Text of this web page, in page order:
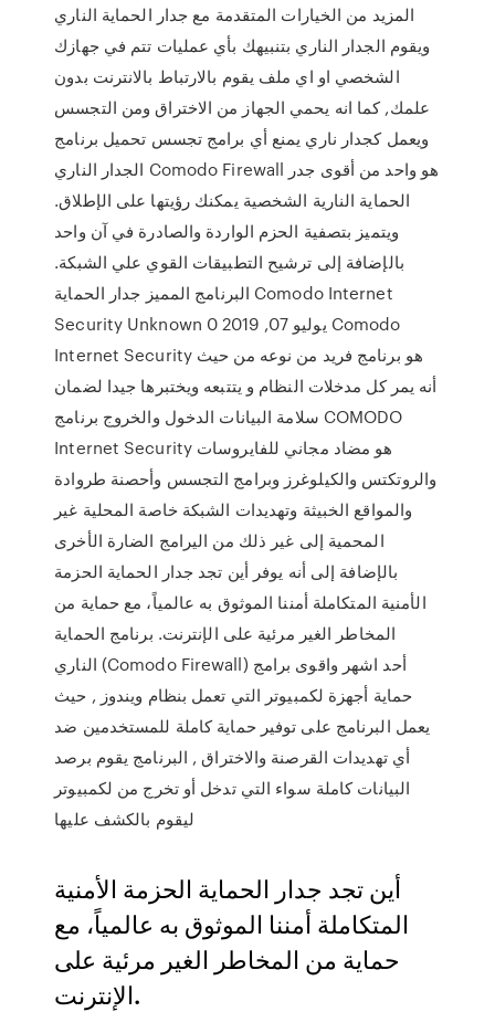
المزيد من الخيارات المتقدمة مع جدار الحماية الناري
ويقوم الجدار الناري بتنبيهك بأي عمليات تتم في جهازك
الشخصي او اي ملف يقوم بالارتباط بالانترنت بدون
علمك, كما انه يحمي الجهاز من الاختراق ومن التجسس
ويعمل كجدار ناري يمنع أي برامج تجسس تحميل برنامج
الجدار الناري Comodo Firewall هو واحد من أقوى جدر
الحماية النارية الشخصية يمكنك رؤيتها على الإطلاق.
ويتميز بتصفية الحزم الواردة والصادرة في آن واحد
بالإضافة إلى ترشيح التطبيقات القوي علي الشبكة.
البرنامج المميز جدار الحماية Comodo Internet
Security Unknown يوليو 07, 2019 0 Comodo
Internet Security هو برنامج فريد من نوعه من حيث
أنه يمر كل مدخلات النظام و يتتبعه ويختبرها جيدا لضمان
سلامة البيانات الدخول والخروج برنامج COMODO
Internet Security هو مضاد مجاني للفايروسات
والروتكتس والكيلوغرز وبرامج التجسس وأحصنة طروادة
والمواقع الخبيثة وتهديدات الشبكة خاصة المحلية غير
المحمية إلى غير ذلك من اليرامج الضارة الأخرى
بالإضافة إلى أنه يوفر أين تجد جدار الحماية الحزمة
الأمنية المتكاملة أمننا الموثوق به عالمياً، مع حماية من
المخاطر الغير مرئية على الإنترنت. برنامج الحماية
الناري (Comodo Firewall) أحد اشهر واقوى برامج
حماية أجهزة لكمبيوتر التي تعمل بنظام ويندوز , حيث
يعمل البرنامج على توفير حماية كاملة للمستخدمين ضد
أي تهديدات القرصنة والاختراق , البرنامج يقوم برصد
البيانات كاملة سواء التي تدخل أو تخرج من لكمبيوتر
ليقوم بالكشف عليها
أين تجد جدار الحماية الحزمة الأمنية
المتكاملة أمننا الموثوق به عالمياً، مع
حماية من المخاطر الغير مرئية على
الإنترنت.